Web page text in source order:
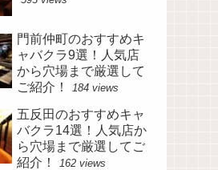
門前仲町のおすすめキ
ャバクラ9選！人気店
から穴場まで厳選して
ご紹介！
184 views
五反田のおすすめキャ
バクラ14選！人気店か
ら穴場まで厳選してご
紹介！
162 views